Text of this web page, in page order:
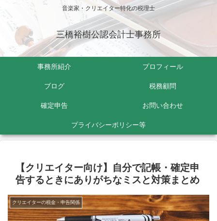
音楽家・クリエイター特化の税理士
三橋裕樹公認会計士事務所
事務所紹介 プロフィール
ブログ 税務顧問
確定申告 お問い合わせ
プライバシーポリシー等
【クリエイター向け】自分で記帳・確定申
告するときにありがちなミスと対策まとめ
クリエイターの税金・申告関係